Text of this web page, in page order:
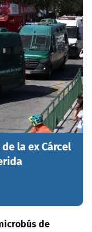
la ex Cárcel
de